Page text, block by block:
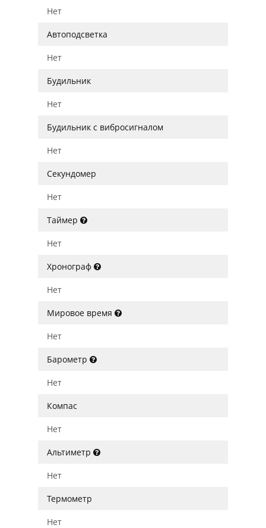
Нет
Автоподсветка
Нет
Будильник
Нет
Будильник с вибросигналом
Нет
Секундомер
Нет
Таймер
Нет
Хронограф
Нет
Мировое время
Нет
Барометр
Нет
Компас
Нет
Альтиметр
Нет
Термометр
Нет